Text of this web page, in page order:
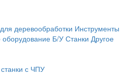
для деревообработки Инструменты
Б/У Станки Другое
с ЧПУ